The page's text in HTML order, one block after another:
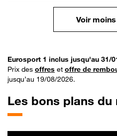
Voir
Eurosport 1 inclus jusqu'au 31/
Prix des offres et offre de
jusqu’au 19/08/2026.
Les bons plans du